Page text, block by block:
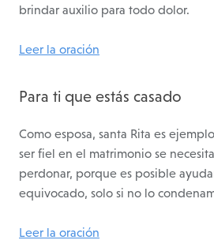
brindar auxilio para todo dolor.
Leer la oración
Para ti que estás casado
Como esposa, santa Rita es
ser fiel en el matrimonio se
perdonar, porque es posible
equivocado, solo si no lo
Leer la oración